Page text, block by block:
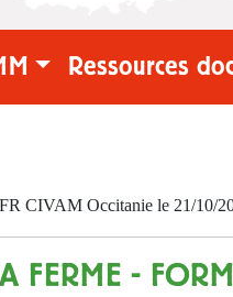
Ressources
CIVAM Occitanie le 21/10/
FERME -